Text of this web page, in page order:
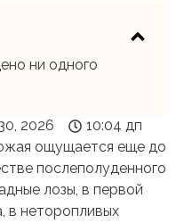
ни одного
2026
10:04 дп
ощущается еще до
послеполуденного
лозы, в первой
в неторопливых